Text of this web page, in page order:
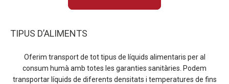
TIPUS D’ALIMENTS
Oferim transport de tot tipus de líquids alimentaris per al
consum humà amb totes les garanties sanitàries. Podem
transportar líquids de diferents densitats i temperatures de fins